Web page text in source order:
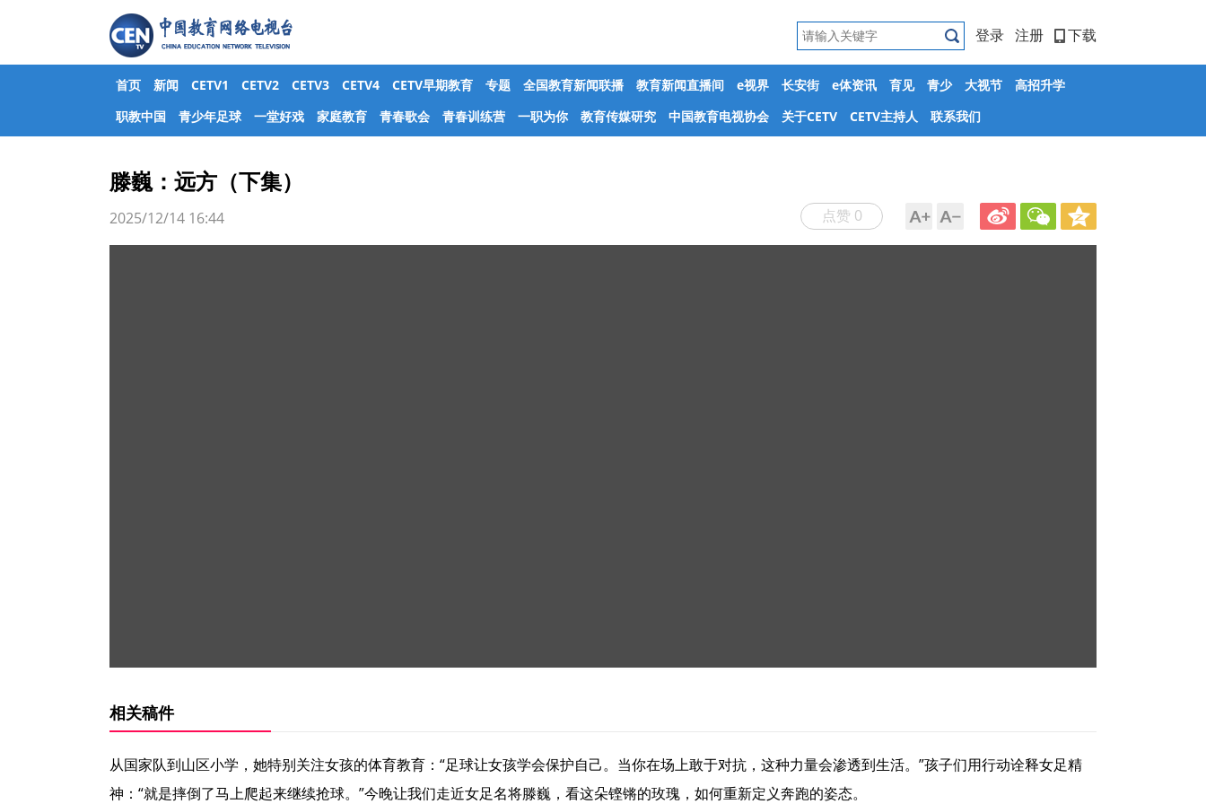
登录 注册 下载
首页 新闻 CETV1 CETV2 CETV3 CETV4 CETV早期教育 专题 全国教育新闻联播 教育新闻直播间 e视界 长安街 e体资讯 育见 青少 大视节
高招升学
职教中国
青少年足球 一堂好戏 家庭教育 青春歌会 青春训练营 一职为你 教育传媒研究 中国教育电视协会 关于CETV CETV主持人 联系我们
滕巍：远方（下集）
点赞 0
2025/12/14 16:44
相关稿件
从国家队到山区小学，她特别关注女孩的体育教育：“足球让女孩学会保护自己。当你在场上敢于对抗，这种力量会渗透到生活。”孩子们用行动诠释女足精
神：“就是摔倒了马上爬起来继续抢球。”今晚让我们走近女足名将滕巍，看这朵铿锵的玫瑰，如何重新定义奔跑的姿态。